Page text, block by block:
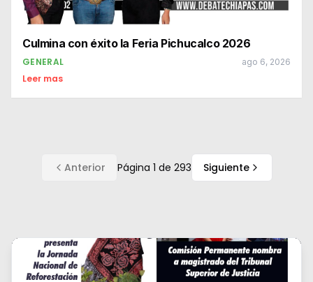
Culmina con éxito la Feria Pichucalco 2026
GENERAL ago 6, 2026
Leer mas
Anterior Página 1 de 293 Siguiente